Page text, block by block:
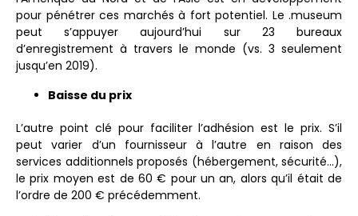
pour pénétrer ces marchés à fort potentiel. Le .museum
peut s’appuyer aujourd’hui sur 23 bureaux
d’enregistrement à travers le monde (vs. 3 seulement
jusqu’en 2019).
Baisse du prix
L’autre point clé pour faciliter l’adhésion est le prix. S’il
peut varier d’un fournisseur à l’autre en raison des
services additionnels proposés (hébergement, sécurité…),
le prix moyen est de 60 € pour un an, alors qu’il était de
l’ordre de 200 € précédemment.